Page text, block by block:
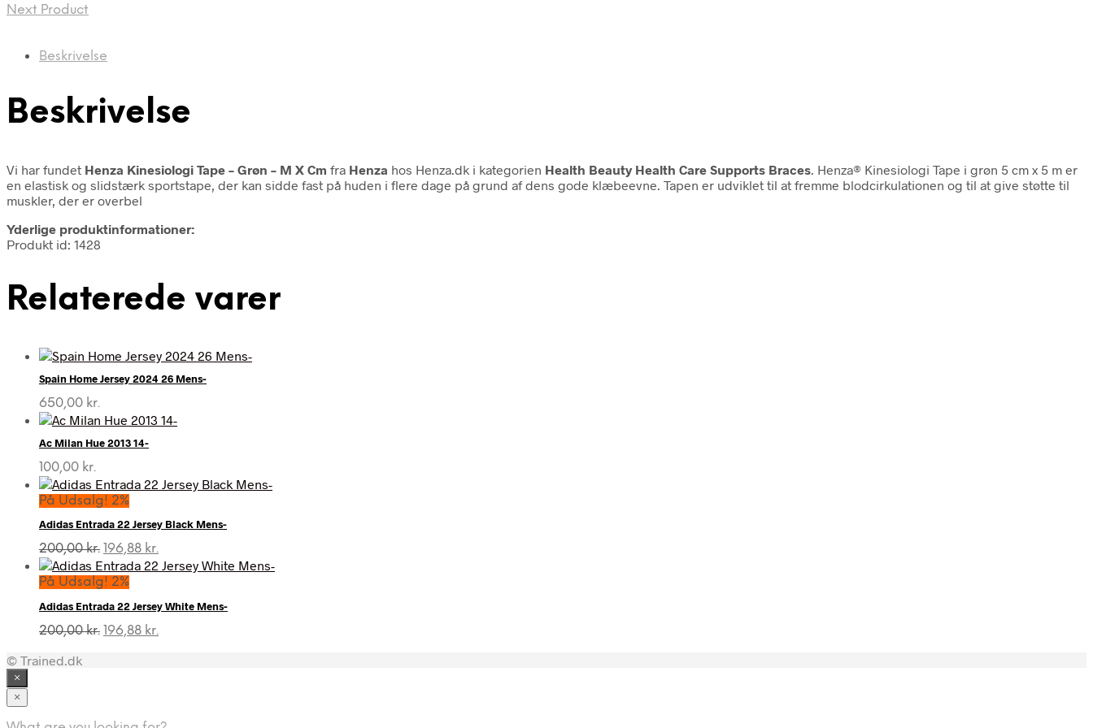
Next Product
Beskrivelse
Beskrivelse
Vi har fundet Henza Kinesiologi Tape – Grøn – M X Cm fra Henza hos Henza.dk i kategorien Health Beauty Health Care Supports Braces . Henza® Kinesiologi Tape i grøn 5 cm x 5 m er
en elastisk og slidstærk sportstape, der kan sidde fast på huden i flere dage på grund af dens gode klæbeevne. Tapen er udviklet til at fremme blodcirkulationen og til at give støtte til
muskler, der er overbel
Yderlige produktinformationer:
Produkt id: 1428
Relaterede varer
Spain Home Jersey 2024 26 Mens-
650,00 kr.
Ac Milan Hue 2013 14-
100,00 kr.
På Udsalg! 2%
Adidas Entrada 22 Jersey Black Mens-
200,00kr. Den
oprindelige
pris
200,00 kr..
196,88 kr.
aktuelle
196,88 kr..
På Udsalg! 2%
Adidas Entrada 22 Jersey White Mens-
200,00kr. Den
196,88 kr.
© Trained.dk
×
×